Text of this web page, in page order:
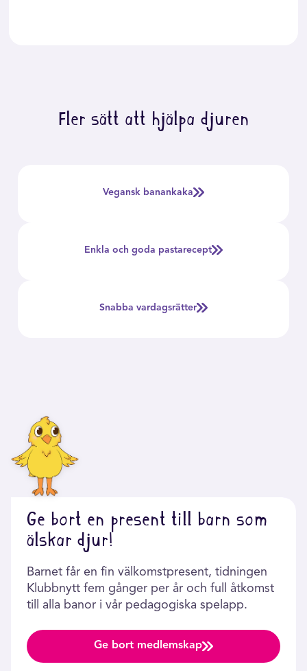
Fler sätt att hjälpa djuren
Vegansk banankaka
Enkla och goda pastarecept
Snabba vardagsrätter
Ge bort en present till barn som
älskar djur!
Barnet får en fin välkomstpresent, tidningen
Klubbnytt fem gånger per år och full åtkomst
till alla banor i vår pedagogiska spelapp.
Ge bort medlemskap